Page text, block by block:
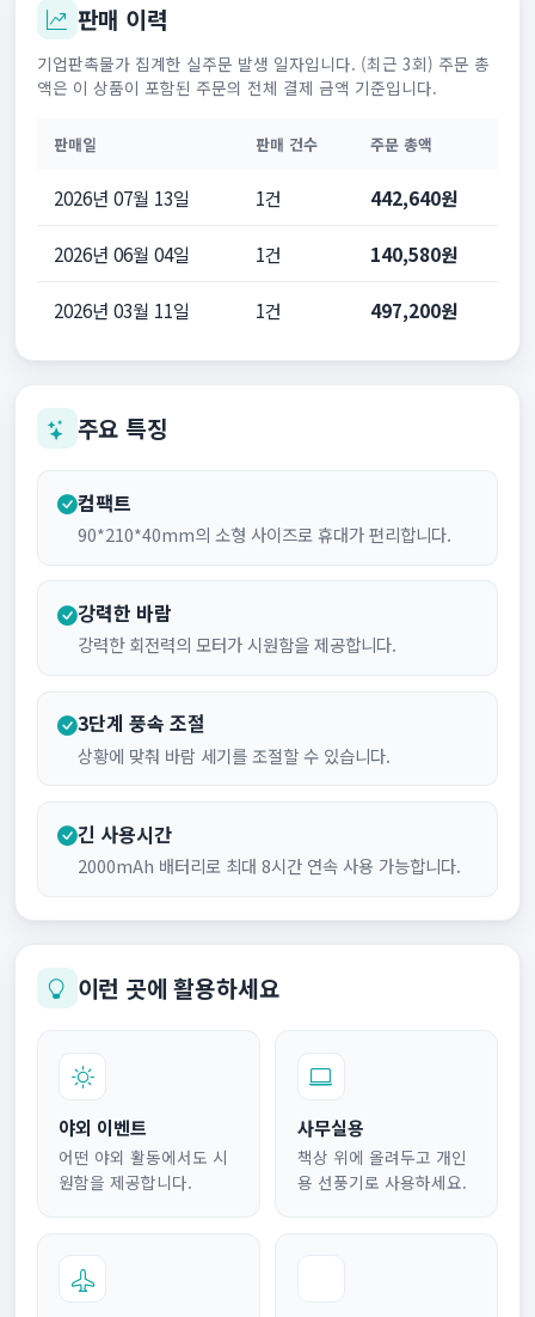
판매 이력
기업판촉물가 집계한 실주문 발생 일자입니다. (최근 3회) 주문 총
액은 이 상품이 포함된 주문의 전체 결제 금액 기준입니다.
판매일 판매 건수 주문 총액
2026년 07월 13일 1건 442,640원
2026년 06월 04일 1건 140,580원
2026년 03월 11일 1건 497,200원
주요 특징
컴팩트
90*210*40mm의 소형 사이즈로 휴대가 편리합니다.
강력한 바람
강력한 회전력의 모터가 시원함을 제공합니다.
3단계 풍속 조절
상황에 맞춰 바람 세기를 조절할 수 있습니다.
긴 사용시간
2000mAh 배터리로 최대 8시간 연속 사용 가능합니다.
이런 곳에 활용하세요
야외 이벤트
어떤 야외 활동에서도 시
원함을 제공합니다.
사무실용
책상 위에 올려두고 개인
용 선풍기로 사용하세요.